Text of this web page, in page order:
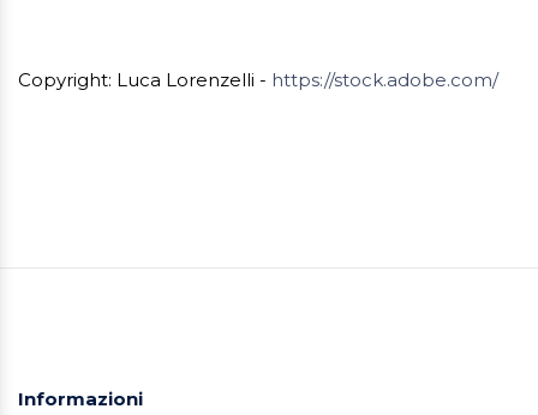
Copyright: Luca Lorenzelli - https://stock.adobe.com/
Informazioni